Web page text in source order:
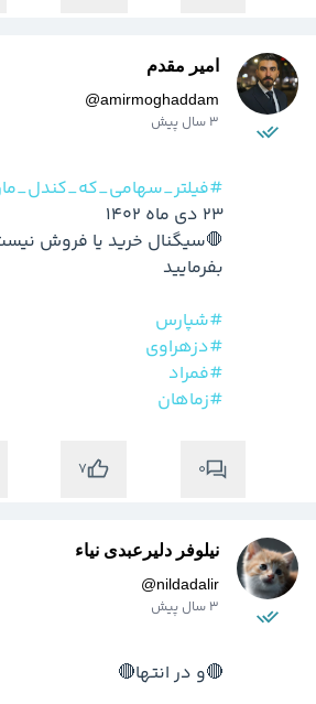
امیر مقدم
@amirmoghaddam
3 سال پیش
#شپارس
#دزهراوی
#فمراد
#زماهان
0
7
نیلوفر دلیرعبدی نیاء
@nildadalir
3 سال پیش